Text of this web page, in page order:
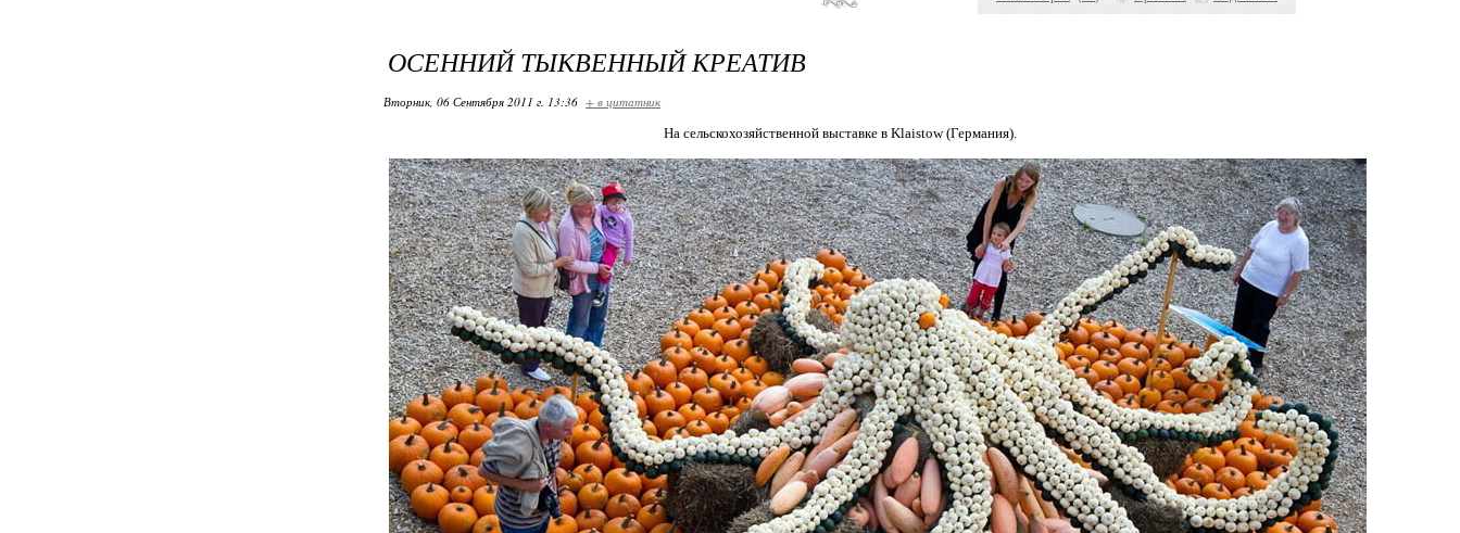
ОСЕННИЙ ТЫКВЕННЫЙ КРЕАТИВ
Вторник, 06 Сентября 2011 г. 13:36 + в цитатник
На сельскохозяйственной выставке в Klaistow (Германия).